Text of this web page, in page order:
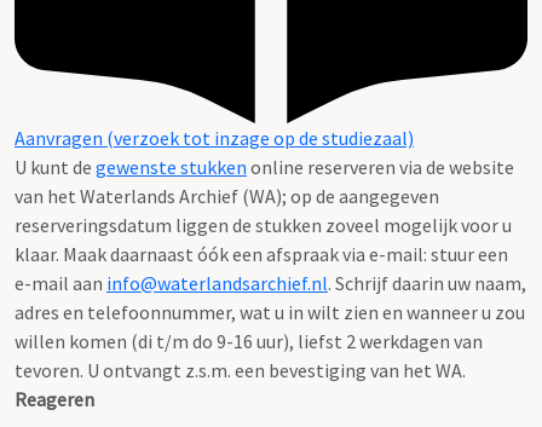
Aanvragen (verzoek tot inzage op de studiezaal)
U kunt de gewenste stukken online reserveren via de website
van het Waterlands Archief (WA); op de aangegeven
reserveringsdatum liggen de stukken zoveel mogelijk voor u
klaar. Maak daarnaast óók een afspraak via e-mail: stuur een
e-mail aan info@waterlandsarchief.nl. Schrijf daarin uw naam,
adres en telefoonnummer, wat u in wilt zien en wanneer u zou
willen komen (di t/m do 9-16 uur), liefst 2 werkdagen van
tevoren. U ontvangt z.s.m. een bevestiging van het WA.
Reageren